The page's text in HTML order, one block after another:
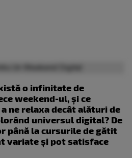
o infinitate de
weekend-ul, și ce
ne relaxa decât alături de
universul digital? De
până la cursurile de gătit
variate și pot satisface